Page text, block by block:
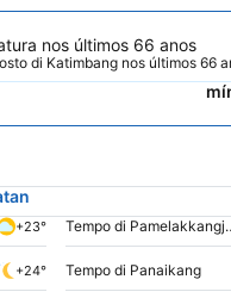
nos últimos 66 anos
di Katimbang nos últimos 66
+23° Tempo
+24° Tempo di Panaikang